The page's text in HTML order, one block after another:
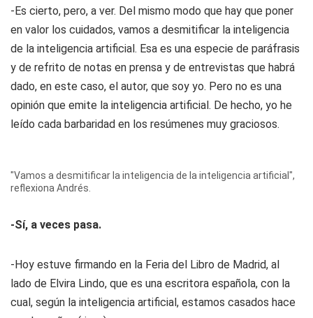
-Es cierto, pero, a ver. Del mismo modo que hay que poner
en valor los cuidados, vamos a desmitificar la inteligencia
de la inteligencia artificial. Esa es una especie de paráfrasis
y de refrito de notas en prensa y de entrevistas que habrá
dado, en este caso, el autor, que soy yo. Pero no es una
opinión que emite la inteligencia artificial. De hecho, yo he
leído cada barbaridad en los resúmenes muy graciosos.
"Vamos a desmitificar la inteligencia de la inteligencia artificial",
reflexiona Andrés.
-Sí, a veces pasa.
-Hoy estuve firmando en la Feria del Libro de Madrid, al
lado de Elvira Lindo, que es una escritora española, con la
cual, según la inteligencia artificial, estamos casados hace